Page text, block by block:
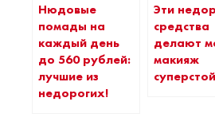
Нюдовые
помады на
каждый день
до 560 рублей:
лучшие из
недорогих!
Эти
средства
делают
макияж